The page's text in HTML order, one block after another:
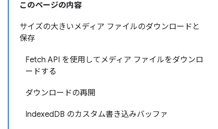
このページの内容
サイズの大きいメディア ファイルのダウンロードと
保存
Fetch API を使用してメディア ファイルをダウンロ
ードする
ダウンロードの再開
IndexedDB のカスタム書き込みバッファ